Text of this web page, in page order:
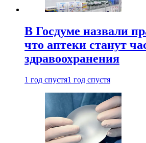
В Госдуме назвали
что аптеки станут
здравоохранения
1 год спустя1 год спустя